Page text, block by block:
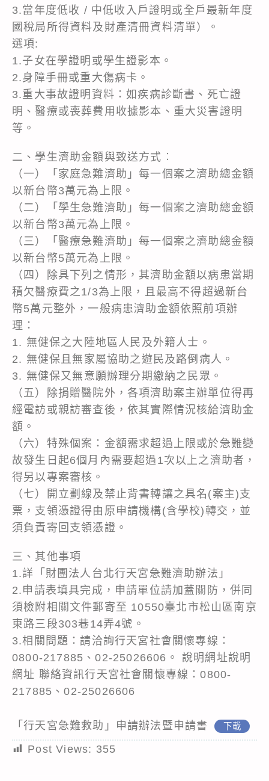
3.當年度低收 / 中低收入戶證明或全戶最新年度
國稅局所得資料及財產清冊資料清單）。
選項:
1.子女在學證明或學生證影本。
2.身障手冊或重大傷病卡。
3.重大事故證明資料：如疾病診斷書、死亡證
明、醫療或喪葬費用收據影本、重大災害證明
等。
二、學生濟助金額與致送方式︰
（一）「家庭急難濟助」每一個案之濟助總金額
以新台幣3萬元為上限。
（二）「學生急難濟助」每一個案之濟助總金額
以新台幣3萬元為上限。
（三）「醫療急難濟助」每一個案之濟助總金額
以新台幣5萬元為上限。
（四）除具下列之情形，其濟助金額以病患當期
積欠醫療費之1/3為上限，且最高不得超過新台
幣5萬元整外，一般病患濟助金額依照前項辦
理：
1. 無健保之大陸地區人民及外籍人士。
2. 無健保且無家屬協助之遊民及路倒病人。
3. 無健保又無意願辦理分期繳納之民眾。
（五）除捐贈醫院外，各項濟助案主辦單位得再
經電訪或親訪審查後，依其實際情況核給濟助金
額。
（六）特殊個案：金額需求超過上限或於急難變
故發生日起6個月內需要超過1次以上之濟助者，
得另以專案審核。
（七）開立劃線及禁止背書轉讓之具名(案主)支
票，支領憑證得由原申請機構(含學校)轉交，並
須負責寄回支領憑證。
三、其他事項
1.詳「財團法人台北行天宮急難濟助辦法」
2.申請表填具完成，申請單位請加蓋關防，併同
須檢附相關文件郵寄至 10550臺北市松山區南京
東路三段303巷14弄4號。
3.相關問題：請洽詢行天宮社會關懷專線：
0800-217885、02-25026606。 說明網址說明
網址 聯絡資訊行天宮社會關懷專線：0800-
217885、02-25026606
「行天宮急難救助」申請辦法暨申請書 下載
Post Views: 355